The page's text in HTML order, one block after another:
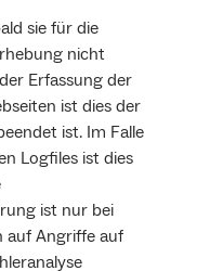
sie für die
nicht
Erfassung der
ist dies der
ist. Im Falle
Logfiles ist dies
ist nur bei
auf Angriffe auf